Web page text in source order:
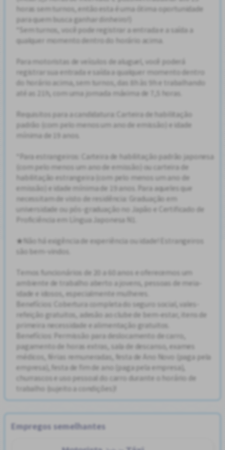
horas sem turnos, então esta é uma ótima oportunidade
para quem busca ganhar dinheiro!)
*Sem turnos, você pode registrar a entrada e a saída a
qualquer momento dentro do horário acima.
Para motoristas de veículos de aluguel, você poderá
registrar sua entrada e saída a qualquer momento dentro
do horário acima, sem turnos, das 8h às 9h e trabalhando
até as 21h, com uma jornada máxima de 7,5 horas.
Requisitos para a candidatura: Carteira de habilitação
padrão (com pelo menos um ano de emissão) e idade
mínima de 19 anos.
*Para estrangeiros: Carteira de habilitação padrão japonesa
(com pelo menos um ano de emissão) ou carteira de
habilitação estrangeira (com pelo menos um ano de
emissão) e idade mínima de 19 anos. Para aqueles que
necessitam de visto de residência: Graduação em
universidade ou pós-graduação no Japão e Certificado de
Proficiência em Língua Japonesa N1.
★Não há exigência de experiência ou idade! Estrangeiros
são bem-vindos.
Temos funcionários de 20 a 60 anos e oferecemos um
ambiente de trabalho aberto a jovens, pessoas de meia-
idade e idosos, especialmente mulheres.
Benefícios: Cobertura completa do seguro social, vales-
refeição gratuitos, adesão ao clube de bem-estar, itens de
primeira necessidade e alimentação gratuitos.
Benefícios: Permissão para deslocamento de carro,
pagamento de horas extras, sala de descanso, exames
médicos, férias remuneradas, festa de Ano Novo (paga pela
empresa), festa de fim de ano (paga pela empresa),
churrascos e uso pessoal do carro durante o horário de
trabalho (sujeito a condições)!
Empregos semelhantes